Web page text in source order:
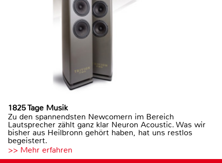
1825 Tage Musik
Zu den spannendsten Newcomern im Bereich
Lautsprecher zählt ganz klar Neuron Acoustic. Was wir
bisher aus Heilbronn gehört haben, hat uns restlos
begeistert.
>> Mehr erfahren